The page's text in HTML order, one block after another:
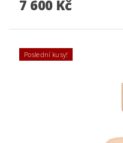
7 600 Kč
Poslední kusy!